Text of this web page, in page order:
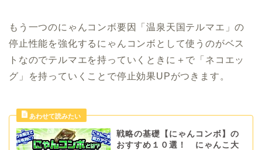
もう一つのにゃんコンボ要因「温泉天国テルマエ」の
停止性能を強化するにゃんコンボとして使うのがベス
トなのでテルマエを持っていくときに＋で「ネコエッ
グ」を持っていくことで停止効果UPがつきます。
戦略の基礎【にゃんコンボ】の
おすすめ１０選！ にゃんこ大